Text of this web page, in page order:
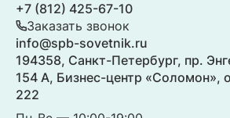
+7 (812) 425-67-10
Заказать звонок
info@spb-sovetnik.ru
194358, Санкт-Петербург, пр.
154 А, Бизнес-центр «Соломон»,
222